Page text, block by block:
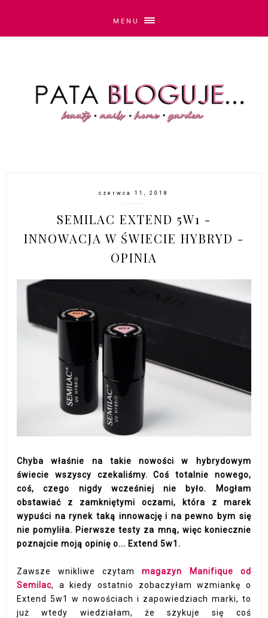
MENU
czerwca 11, 2018
SEMILAC EXTEND 5W1 -
INNOWACJA W ŚWIECIE HYBRYD -
OPINIA
Chyba właśnie na takie nowości w hybrydowym
świecie wszyscy czekaliśmy. Coś totalnie nowego,
coś, czego nigdy wcześniej nie było. Mogłam
obstawiać z zamkniętymi oczami, która z marek
wypuści na rynek taką innowację i na pewno bym się
nie pomyliła. Pierwsze testy za mną, więc koniecznie
poznajcie moją opinię o... Extend 5w1.
Zawsze wnikliwe czytammagazyn Manifique od
Semilac, a kiedy ostatnio zobaczyłam wzmiankę o
Extend 5w1 w nowościach i zapowiedziach marki, to
już wtedy wiedziałam, że szykuje się coś